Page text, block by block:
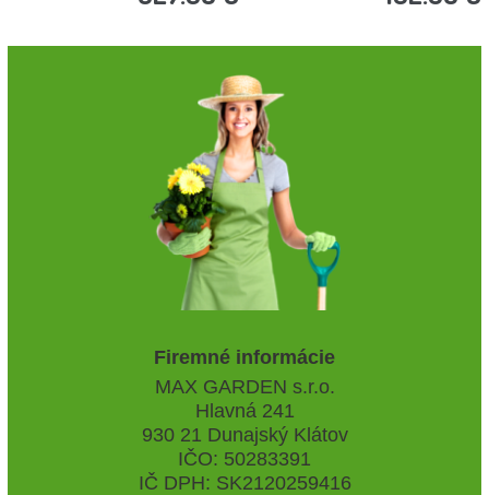
Firemné informácie
MAX GARDEN s.r.o.
Hlavná 241
930 21 Dunajský Klátov
IČO: 50283391
IČ DPH: SK2120259416